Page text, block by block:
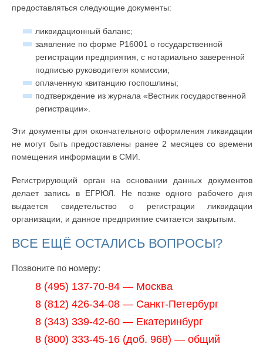
предоставляться следующие документы:
ликвидационный баланс;
заявление по форме Р16001 о государственной
регистрации предприятия, с нотариально заверенной
подписью руководителя комиссии;
оплаченную квитанцию госпошлины;
подтверждение из журнала «Вестник государственной
регистрации».
Эти документы для окончательного оформления ликвидации
не могут быть предоставлены ранее 2 месяцев со времени
помещения информации в СМИ.
Регистрирующий орган на основании данных документов
делает запись в ЕГРЮЛ. Не позже одного рабочего дня
выдается свидетельство о регистрации ликвидации
организации, и данное предприятие считается закрытым.
ВСЕ ЕЩЁ ОСТАЛИСЬ ВОПРОСЫ?
Позвоните по номеру:
8 (495) 137-70-84 — Москва
8 (812) 426-34-08 — Санкт-Петербург
8 (343) 339-42-60 — Екатеринбург
8 (800) 333-45-16 (доб. 968) — общий